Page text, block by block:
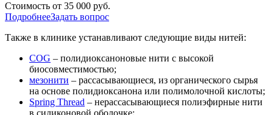
Стоимость от 35 000 руб.
ПодробнееЗадать вопрос
Также в клинике устанавливают следующие виды нитей:
COG – полидиоксаноновые нити с высокой
биосовместимостью;
мезонити – рассасывающиеся, из органического сырья
на основе полидиоксанона или полимолочной кислоты;
Spring Thread – нерассасывающиеся полиэфирные нити
в силиконовой оболочке;